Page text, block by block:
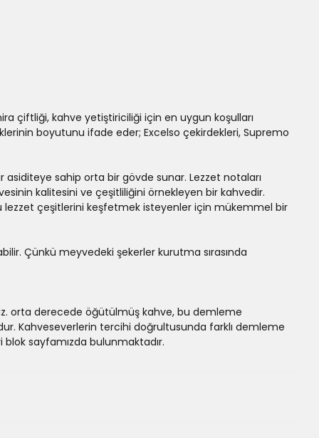
çiftliği, kahve yetiştiriciliği için en uygun koşulları
boyutunu ifade eder; Excelso çekirdekleri, Supremo
asiditeye sahip orta bir gövde sunar. Lezzet notaları
kalitesini ve çeşitliliğini örnekleyen bir kahvedir.
lezzet çeşitlerini keşfetmek isteyenler için mükemmel bir
Çünkü meyvedeki şekerler kurutma sırasında
orta derecede öğütülmüş kahve, bu demleme
Kahveseverlerin tercihi doğrultusunda farklı demleme
sayfamızda bulunmaktadır.